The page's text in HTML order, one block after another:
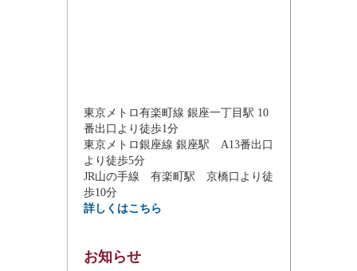
東京メトロ有楽町線 銀座一丁目駅 10
番出口より徒歩1分
東京メトロ銀座線 銀座駅 A13番出口
より徒歩5分
JR山の手線 有楽町駅 京橋口より徒
歩10分
詳しくはこちら
お知らせ